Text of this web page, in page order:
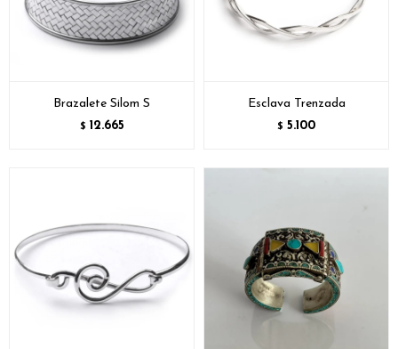
Brazalete Silom S
$ 12.665
Esclava Trenzada
$ 5.100